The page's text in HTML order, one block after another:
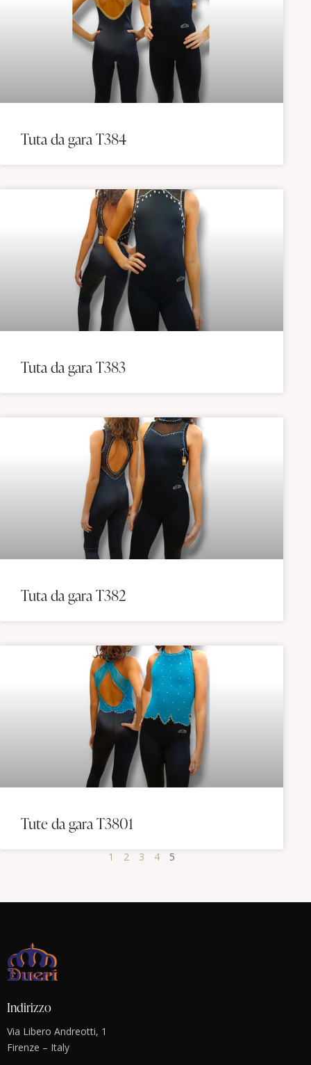
Tuta da gara T384
Tuta da gara T383
Tuta da gara T382
Tute da gara T3801
1 2 3 4 5
Indirizzo
Via Libero Andreotti, 1
Firenze – Italy